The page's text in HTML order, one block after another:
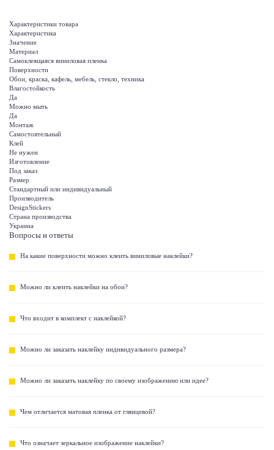
Характеристики товара
Характеристика
Значение
Материал
Самоклеящаяся виниловая пленка
Поверхности
Обои, краска, кафель, мебель, стекло, техника
Влагостойкость
Да
Можно мыть
Да
Монтаж
Самостоятельный
Клей
Не нужен
Изготовление
Под заказ
Размер
Стандартный или индивидуальный
Производитель
DesignStickers
Страна производства
Украина
Вопросы и ответы
На какие поверхности можно клеить виниловые наклейки?
Можно ли клеить наклейки на обои?
Что входит в комплект с наклейкой?
Можно ли заказать наклейку индивидуального размера?
Можно ли заказать наклейку по своему изображению или идее?
Чем отличается матовая пленка от глянцевой?
Что означает зеркальное изображение наклейки?